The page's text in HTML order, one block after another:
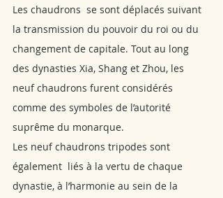
Les chaudrons  se sont déplacés suivant
la transmission du pouvoir du roi ou du
changement de capitale. Tout au long
des dynasties Xia, Shang et Zhou, les
neuf chaudrons furent considérés
comme des symboles de l’autorité
suprême du monarque.
Les neuf chaudrons tripodes sont
également  liés à la vertu de chaque
dynastie, à l’harmonie au sein de la